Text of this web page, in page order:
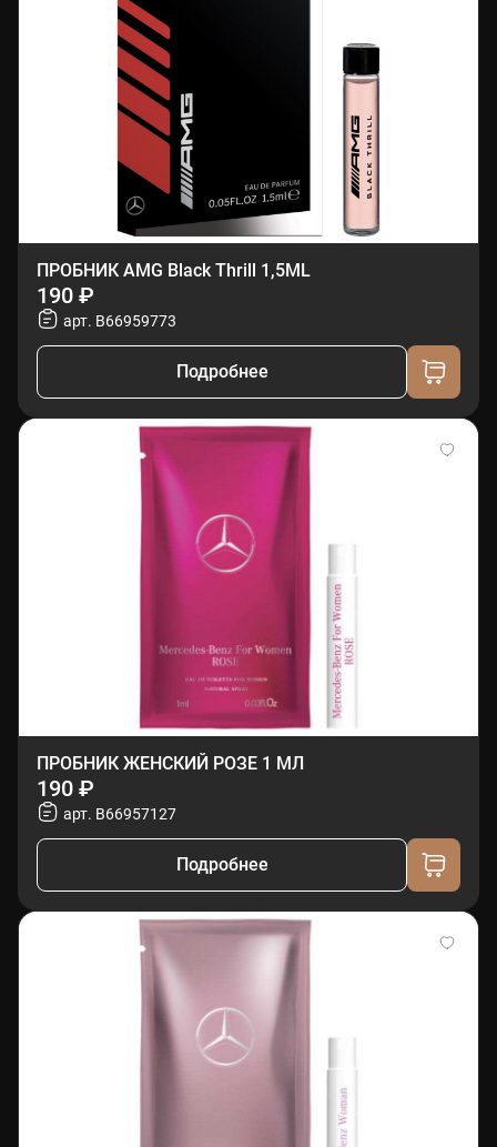
ПРОБНИК AMG Black Thrill 1,5ML
190 ₽
арт. B66959773
Подробнее
ПРОБНИК ЖЕНСКИЙ РОЗЕ 1 МЛ
190 ₽
арт. B66957127
Подробнее